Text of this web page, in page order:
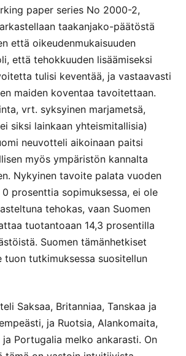
paper series No 2000-2,
taakanjako-päätöstä
että oikeudenmukaisuuden
että tehokkuuden lisäämiseksi
tulisi keventää, ja vastaavasti
maiden koventaa tavoitettaan.
vrt. syksyinen marjametsä,
siksi lainkaan yhteismitallisia)
neuvotteli aikoinaan paitsi
myös ympäristön kannalta
Nykyinen tavoite palata vuoden
prosenttia sopimuksessa, ei ole
tehokas, vaan Suomen
tuotantoaan 14,3 prosentilla
Suomen tämänhetkiset
tuon tutkimuksessa suositellun
Saksaa, Britanniaa, Tanskaa ja
ja Ruotsia, Alankomaita,
ja Portugalia melko ankarasti. On